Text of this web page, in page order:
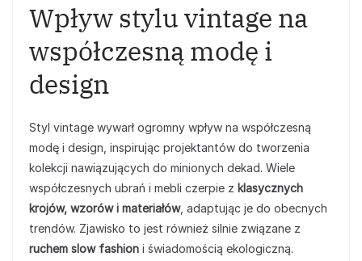
Wpływ stylu vintage na
współczesną modę i
design
Styl vintage wywarł ogromny wpływ na współczesną
modę i design, inspirując projektantów do tworzenia
kolekcji nawiązujących do minionych dekad. Wiele
współczesnych ubrań i mebli czerpie z klasycznych
krojów, wzorów i materiałów, adaptując je do obecnych
trendów. Zjawisko to jest również silnie związane z
ruchem slow fashion i świadomością ekologiczną.